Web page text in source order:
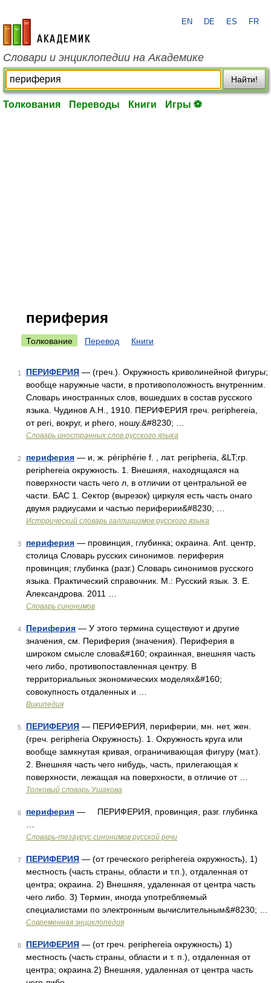
academic.ru
EN DE ES FR
Словари и энциклопедии на Академике
Найти!
Толкования Переводы Книги Игры ⚽
периферия
Толкование Перевод Книги
1 ПЕРИФЕРИЯ — (греч.). Окружность криволинейной фигуры;
вообще наружные части, в противоположность внутренним.
Словарь иностранных слов, вошедших в состав русского
языка. Чудинов А.Н., 1910. ПЕРИФЕРИЯ греч. periphereia,
от peri, вокруг, и phero, ношу.&#8230; …
Словарь иностранных слов русского языка
2 периферия — и, ж. périphérie f. , лат. peripheria, &LT;гр.
periphereia окружность. 1. Внешняя, находящаяся на
поверхности часть чего л, в отличии от центральной ее
части. БАС 1. Сектор (вырезок) циркуля есть часть онаго
двумя радиусами и частью периферии&#8230; …
Исторический словарь галлицизмов русского языка
3 периферия — провинция, глубинка; окраина. Ant. центр,
столица Словарь русских синонимов. периферия
провинция; глубинка (разг.) Словарь синонимов русского
языка. Практический справочник. М.: Русский язык. З. Е.
Александрова. 2011 …
Словарь синонимов
4 Периферия — У этого термина существуют и другие
значения, см. Периферия (значения). Периферия в
широком смысле слова&#160; окраинная, внешняя часть
чего либо, противопоставленная центру. В
территориальных экономических моделях&#160;
совокупность отдаленных и …
Википедия
5 ПЕРИФЕРИЯ — ПЕРИФЕРИЯ, периферии, мн. нет, жен.
(греч. peripheria Окружность). 1. Окружность круга или
вообще замкнутая кривая, ограничивающая фигуру (мат.).
2. Внешняя часть чего нибудь, часть, прилегающая к
поверхности, лежащая на поверхности, в отличие от …
Толковый словарь Ушакова
6 периферия — ПЕРИФЕРИЯ, провинция, разг. глубинка
Словарь-тезаурус синонимов русской речи
7 ПЕРИФЕРИЯ — (от греческого periphereia окружность), 1)
местность (часть страны, области и т.п.), отдаленная от
центра; окраина. 2) Внешняя, удаленная от центра часть
чего либо. 3) Термин, иногда употребляемый
специалистами по электронным вычислительным&#8230; …
Современная энциклопедия
8 ПЕРИФЕРИЯ — (от греч. periphereia окружность) 1)
местность (часть страны, области и т. п.), отдаленная от
центра; окраина.2) Внешняя, удаленная от центра часть